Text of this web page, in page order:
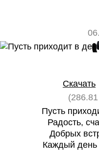
Скачать
Пусть
Радость,
Добрых
Каждый день